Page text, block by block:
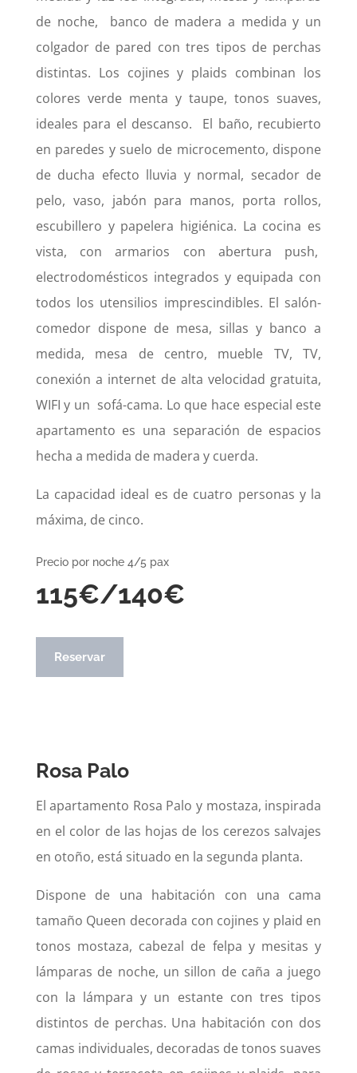
de noche,
banco de madera a medida y un
colgador de pared con tres tipos de perchas
distintas. Los cojines y plaids combinan los
colores verde menta y taupe, tonos suaves,
ideales para el descanso.
El baño, recubierto
en paredes y suelo de microcemento, dispone
de ducha efecto lluvia y normal, secador de
pelo, vaso, jabón para manos, porta rollos,
escubillero y papelera higiénica. La cocina es
vista, con armarios con abertura push,
electrodomésticos integrados y equipada con
todos los utensilios imprescindibles. El salón-
comedor dispone de mesa, sillas y banco a
medida, mesa de centro, mueble TV, TV,
conexión a internet de alta velocidad gratuita,
WIFI y un sofá-cama. Lo que hace especial este
apartamento es una separación de espacios
hecha a medida de madera y cuerda.
La capacidad ideal es de cuatro personas y la
máxima, de cinco.
Precio por noche 4/5 pax
115€/140€
Reservar
Rosa Palo
El apartamento Rosa Palo y mostaza, inspirada
en el color de las hojas de los cerezos salvajes
en otoño, está situado en la segunda planta.
Dispone de una habitación con una cama
tamaño Queen decorada con cojines y plaid en
tonos mostaza, cabezal de felpa y mesitas y
lámparas de noche, un sillon de caña a juego
con la lámpara y un estante con tres tipos
distintos de perchas. Una habitación con dos
camas individuales, decoradas de tonos suaves